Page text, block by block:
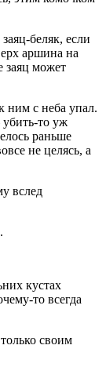
беляк, если
аршина на
заяц может
ним с неба упал.
убить-то уж
раньше
не целясь, а
вслед
кустах
то всегда
своим